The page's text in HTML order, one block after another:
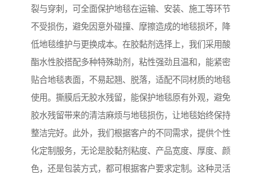
裂与穿刺，可全面保护地毯在运输、安装、施工等环节
不受损伤，避免因意外碰撞、摩擦造成的地毯损坏，降
低地毯维护与更换成本。在胶黏剂选择上，我们采用酸
酯水性胶搭配多种特殊助剂，粘性强劲且温和，能紧密
贴合地毯表面，不易起翘、脱落，适配不同材质的地毯
使用。撕膜后无胶水残留，能保护地毯原有外观，避免
胶水残留带来的清洁麻烦与地毯损伤，让地毯始终保持
整洁完好。此外，我们根据客户的不同需求，提供个性
化定制服务，无论是胶黏剂粘度、产品宽度、厚度、颜
色，还是包装方式，都可根据客户要求定制。这种灵活